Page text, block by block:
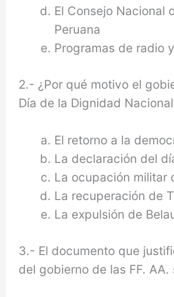
El Consejo Nacional
Peruana
Programas de radio
2.- ¿Por qué motivo el
Día de la Dignidad
El retorno a la
La declaración del
La ocupación militar
La recuperación de
La expulsión de
3.- El documento que
del gobierno de las FF. AA.